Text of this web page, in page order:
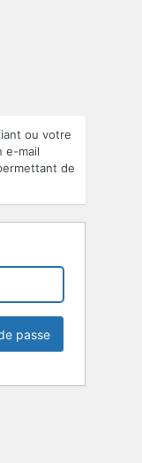
ou votre
e-mail
de